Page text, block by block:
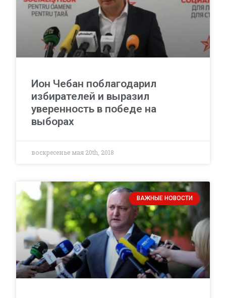
Ион Чебан поблагодарил
избирателей и выразил
уверенность в победе на
выборах
воскресенье мая 20th, 2018
ВАЖНЫЕ НОВОСТИ